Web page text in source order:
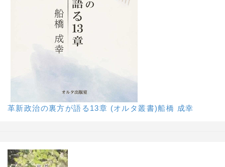
革新政治の裏方が語る13章 (オルタ叢書)船橋 成幸